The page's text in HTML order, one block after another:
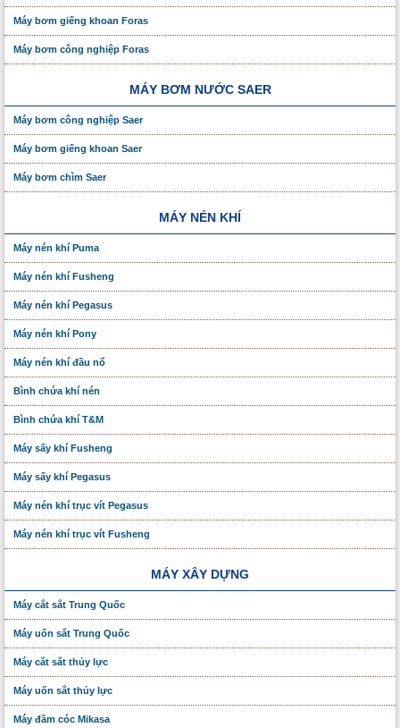
Máy bơm giếng khoan Foras
Máy bơm công nghiệp Foras
MÁY BƠM NƯỚC SAER
Máy bơm công nghiệp Saer
Máy bơm giếng khoan Saer
Máy bơm chìm Saer
MÁY NÉN KHÍ
Máy nén khí Puma
Máy nén khí Fusheng
Máy nén khí Pegasus
Máy nén khí Pony
Máy nén khí đầu nổ
Bình chứa khí nén
Bình chứa khí T&M
Máy sấy khí Fusheng
Máy sấy khí Pegasus
Máy nén khí trục vít Pegasus
Máy nén khí trục vít Fusheng
MÁY XÂY DỰNG
Máy cắt sắt Trung Quốc
Máy uốn sắt Trung Quốc
Máy cắt sắt thủy lực
Máy uốn sắt thủy lực
Máy đầm cóc Mikasa